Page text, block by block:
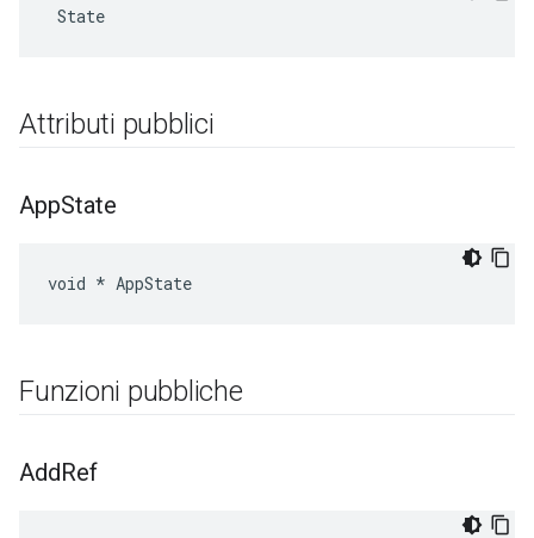
State
Attributi pubblici
AppState
void * AppState
Funzioni pubbliche
AddRef